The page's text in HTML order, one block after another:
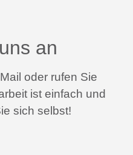
an
oder rufen Sie
ist einfach und
sich selbst!